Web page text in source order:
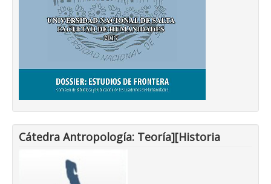
Cátedra Antropología: Teoría][Historia